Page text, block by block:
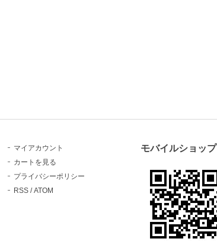
マイアカウント
カートを見る
プライバシーポリシー
RSS /ATOM
モバイルショップ